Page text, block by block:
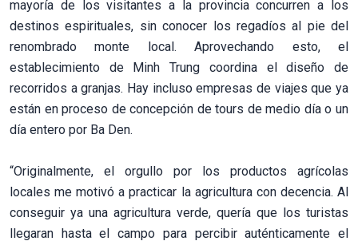
mayoría de los visitantes a la provincia concurren a los
destinos espirituales, sin conocer los regadíos al pie del
renombrado monte local. Aprovechando esto, el
establecimiento de Minh Trung coordina el diseño de
recorridos a granjas. Hay incluso empresas de viajes que ya
están en proceso de concepción de tours de medio día o un
día entero por Ba Den.
“Originalmente, el orgullo por los productos agrícolas
locales me motivó a practicar la agricultura con decencia. Al
conseguir ya una agricultura verde, quería que los turistas
llegaran hasta el campo para percibir auténticamente el